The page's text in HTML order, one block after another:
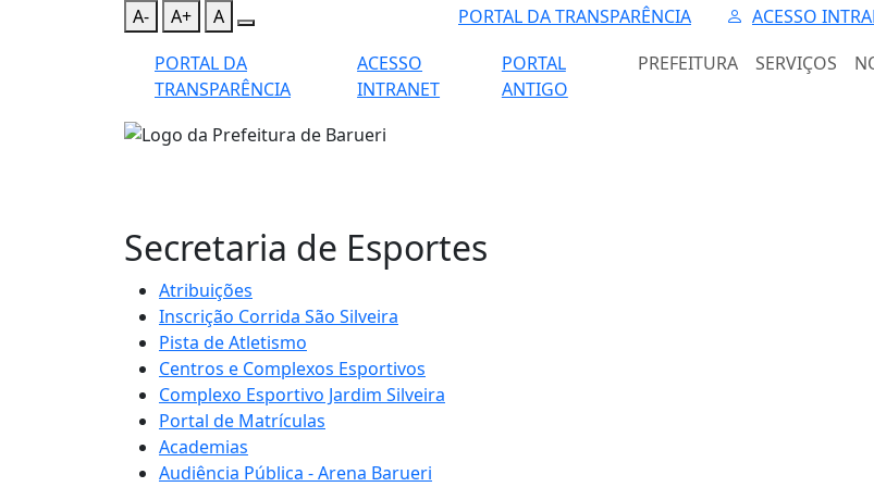
A- A+ A PORTAL DA TRANSPARÊNCIA ACESSO
PORTAL DA
TRANSPARÊNCIA
ACESSO
INTRANET
PORTAL
ANTIGO
PREFEITURA SERVIÇOS
Secretaria de Esportes
Atribuições
Inscrição Corrida São Silveira
Pista de Atletismo
Centros e Complexos Esportivos
Complexo Esportivo Jardim Silveira
Portal de Matrículas
Academias
Audiência Pública - Arena Barueri